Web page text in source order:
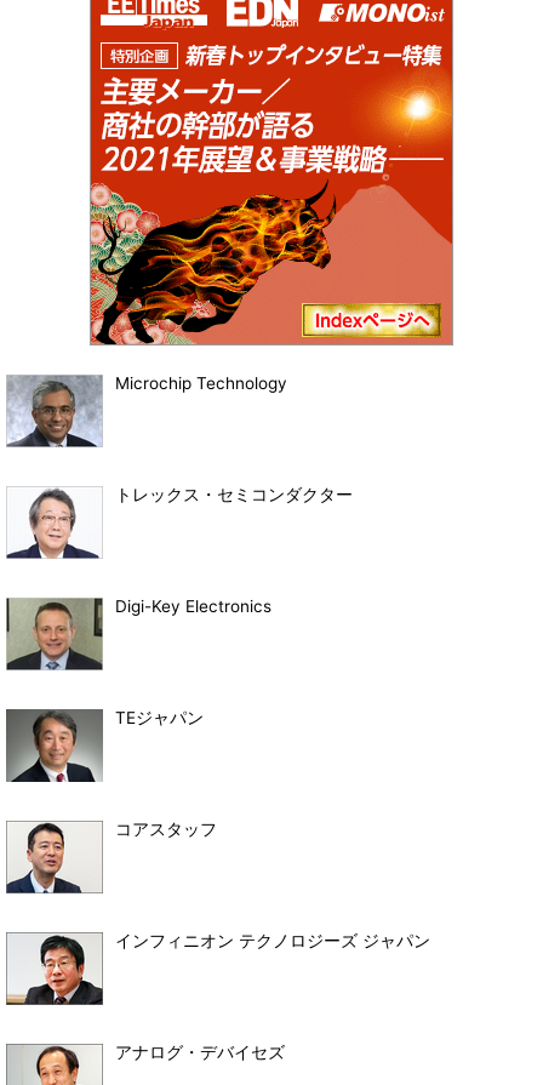
Microchip Technology
トレックス・セミコンダクター
Digi-Key Electronics
TEジャパン
コアスタッフ
インフィニオン テクノロジーズ ジャパン
アナログ・デバイセズ